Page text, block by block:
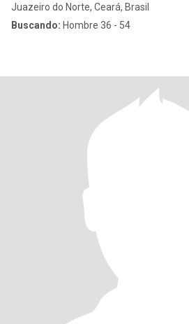
Juazeiro do Norte, Ceará, Brasil
Buscando: Hombre 36 - 54